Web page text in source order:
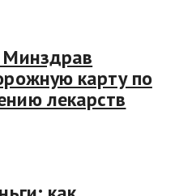
карту по
лекарств